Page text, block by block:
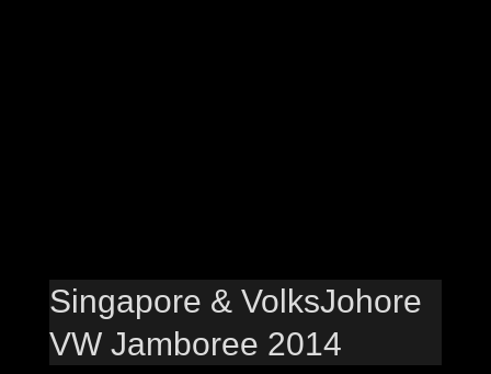
Singapore & VolksJohore
VW Jamboree 2014